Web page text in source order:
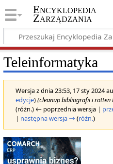
Encyklopedia
Zarządzania
Teleinformatyka
Wersja z dnia 23:53, 17 sty 2024
edycje)(cleanup bibliografii i rotten
(różn.) ← poprzednia wersja |
| następna wersja → (różn.)